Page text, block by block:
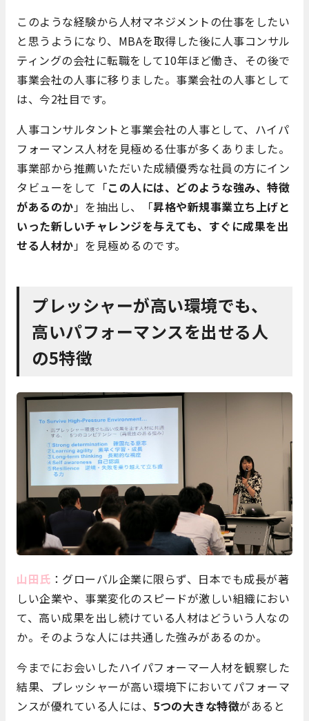
このような経験から人材マネジメントの仕事をしたい
と思うようになり、MBAを取得した後に人事コンサル
ティングの会社に転職をして10年ほど働き、その後で
事業会社の人事に移りました。事業会社の人事として
は、今2社目です。
人事コンサルタントと事業会社の人事として、ハイパ
フォーマンス人材を見極める仕事が多くありました。
事業部から推薦いただいた成績優秀な社員の方にイン
タビューをして「この人には、どのような強み、特徴
があるのか」を抽出し、「昇格や新規事業立ち上げと
いった新しいチャレンジを与えても、すぐに成果を出
せる人材か」を見極めるのです。
プレッシャーが高い環境でも、
高いパフォーマンスを出せる人
の5特徴
山田氏 ：グローバル企業に限らず、日本でも成長が著
しい企業や、事業変化のスピードが激しい組織におい
て、高い成果を出し続けている人材はどういう人なの
か。そのような人には共通した強みがあるのか。
今までにお会いしたハイパフォーマー人材を観察した
結果、プレッシャーが高い環境下においてパフォーマ
ンスが優れている人には、 5つの大きな特徴があると